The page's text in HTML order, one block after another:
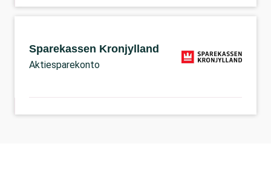
Sparekassen Kronjylland
Aktiesparekonto